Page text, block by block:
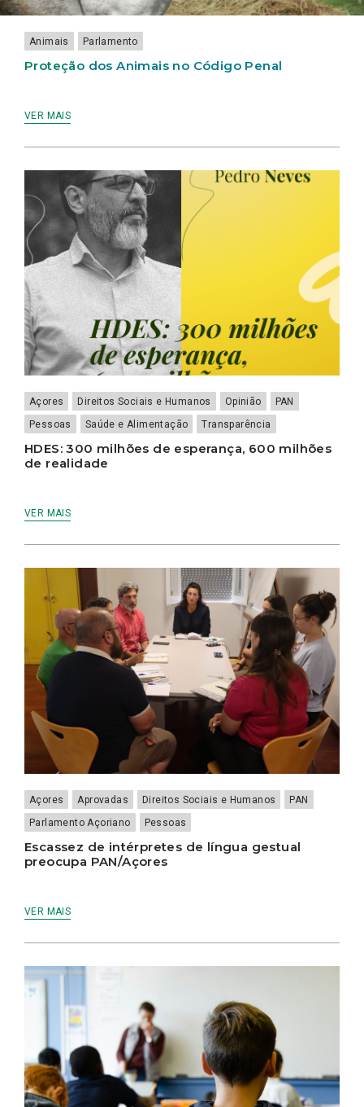
Animais Parlamento
Proteção dos Animais no Código Penal
VER MAIS
Açores Direitos Sociais e Humanos Opinião
PAN
Pessoas
Saúde e Alimentação Transparência
HDES: 300 milhões de esperança, 600 milhões
de realidade
VER MAIS
Açores Aprovadas Direitos Sociais e Humanos
PAN
Parlamento Açoriano
Pessoas
Escassez de intérpretes de língua gestual
preocupa PAN/Açores
VER MAIS